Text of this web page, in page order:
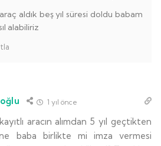
aldık beş yıl süresi doldu babam
alabiliriz
1 yıl önce
aracın alımdan 5 yıl geçtikten
baba birlikte mi imza vermesi